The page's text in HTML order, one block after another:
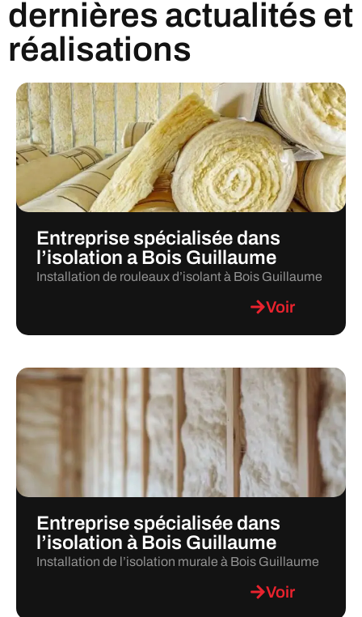
dernières actualités et
réalisations
Entreprise spécialisée dans
l’isolation a Bois Guillaume
Installation de rouleaux d’isolant à Bois Guillaume
Voir
Entreprise spécialisée dans
l’isolation à Bois Guillaume
Installation de l’isolation murale à Bois Guillaume
Voir